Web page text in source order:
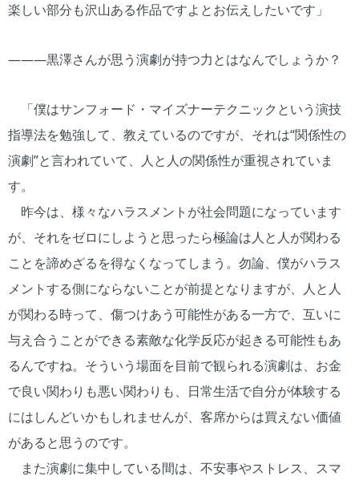
楽しい部分も沢山ある作品ですよとお伝えしたいです」
―――黒澤さんが思う演劇が持つ力とはなんでしょうか？
「僕はサンフォード・マイズナーテクニックという演技
指導法を勉強して、教えているのですが、それは“関係性の
演劇”と言われていて、人と人の関係性が重視されていま
す。
昨今は、様々なハラスメントが社会問題になっています
が、それをゼロにしようと思ったら極論は人と人が関わる
ことを諦めざるを得なくなってしまう。勿論、僕がハラス
メントする側にならないことが前提となりますが、人と人
が関わる時って、傷つけあう可能性がある一方で、互いに
与え合うことができる素敵な化学反応が起きる可能性もあ
るんですね。そういう場面を目前で観られる演劇は、お金
で良い関わりも悪い関わりも、日常生活で自分が体験する
にはしんどいかもしれませんが、客席からは買えない価値
があると思うのです。
また演劇に集中している間は、不安事やストレス、スマ